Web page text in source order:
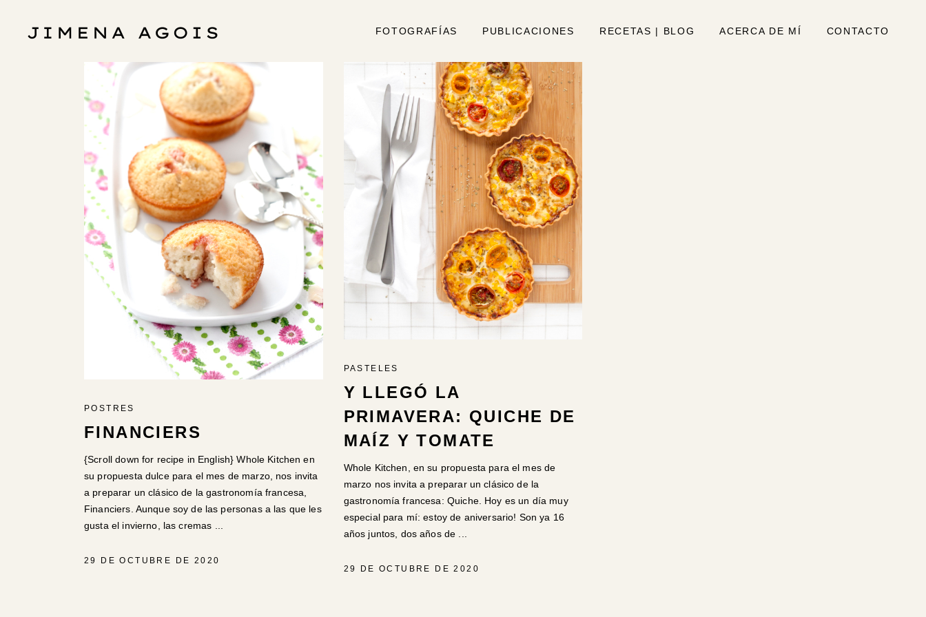
FOTOGRAFÍAS PUBLICACIONES RECETAS | BLOG ACERCA DE MÍ CONTACTO
POSTRES
FINANCIERS
{Scroll down for recipe in English} Whole Kitchen en
su propuesta dulce para el mes de marzo, nos invita
a preparar un clásico de la gastronomía francesa,
Financiers. Aunque soy de las personas a las que les
gusta el invierno, las cremas
29 DE OCTUBRE DE 2020
PASTELES
Y LLEGÓ LA
PRIMAVERA: QUICHE DE
MAÍZ Y TOMATE
Whole Kitchen, en su propuesta para el mes de
marzo nos invita a preparar un clásico de la
gastronomía francesa: Quiche. Hoy es un día muy
especial para mí: estoy de aniversario! Son ya 16
años juntos, dos años de
29 DE OCTUBRE DE 2020